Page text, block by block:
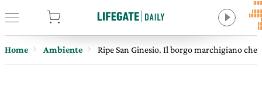
Home Ambiente Ripe San Ginesio. Il borgo marchigiano che